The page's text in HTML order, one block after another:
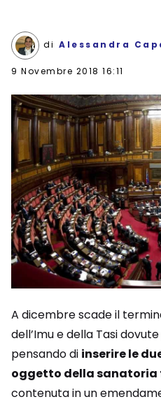
di Alessandra
9 Novembre 2018 16:11
A dicembre scade il
dell’Imu e della Tasi
pensando di inserire le
oggetto della sanatoria
contenuta in un